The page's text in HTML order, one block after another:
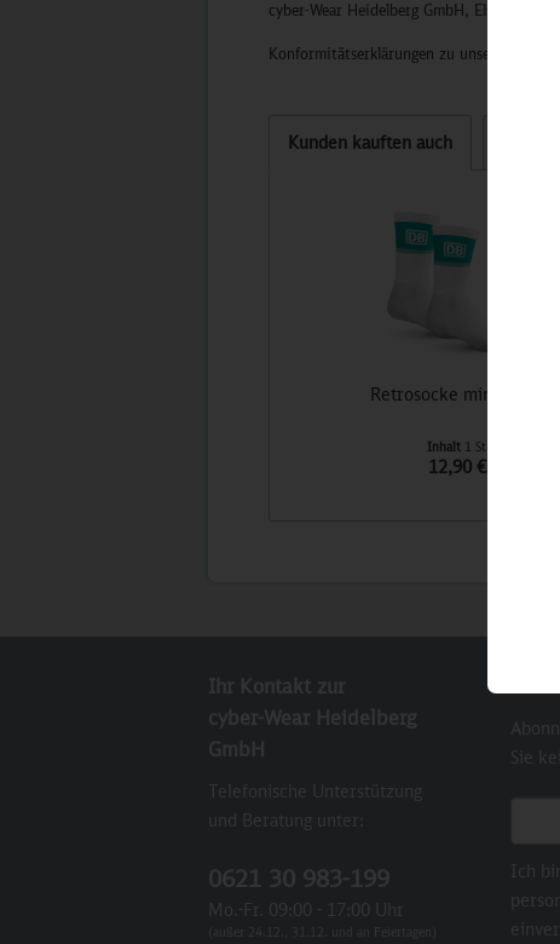
cyber-Wear Heidelberg GmbH, Elsa-
Konformitätserklärungen zu unseren
Kunden kauften auch
Retrosocke minttürkis
Inhalt 1 St
12,90 €
Ihr Kontakt zur
cyber-Wear Heidelberg
GmbH
Telefonische Unterstützung
und Beratung unter:
0621 30 983-199
Mo.-Fr. 09:00 - 17:00 Uhr
(außer 24.12., 31.12. und an Feiertagen)
Sie
Ich